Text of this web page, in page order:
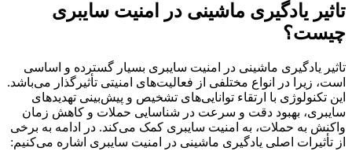
تاثیر یادگیری ماشینی در امنیت سایبری
چیست؟
تاثیر یادگیری ماشینی در امنیت سایبری بسیار گسترده و اساسی
است، زیرا در انواع مختلفی از فعالیت‌های امنیتی تأثیرگذار می‌باشد.
این تکنولوژی با ارتقاء توانایی‌های تشخیص و پیش‌بینی تهدیدهای
سایبری، بهبود دقت و سرعت در شناسایی حملات و کاهش زمان
واکنش به حملات، به امنیت سایبری کمک می‌کند. در ادامه به برخی
از تأثیرات اصلی یادگیری ماشینی در امنیت سایبری اشاره می‌کنیم: